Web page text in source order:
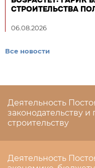
СТРОИТЕЛЬСТВА
06.08.2026
Все новости
Деятельность
законодательству
строительству
Деятельность